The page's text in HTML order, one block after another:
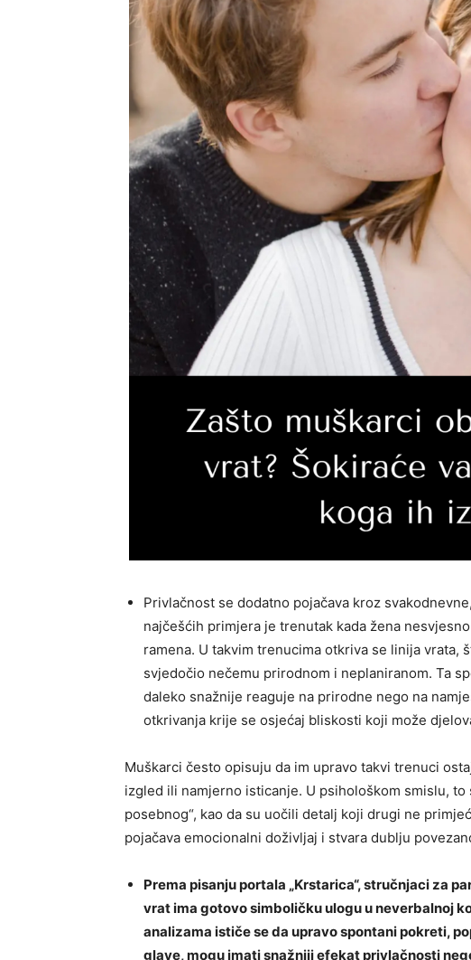
Privlačnost se dodatno pojačava kroz
najčešćih primjera je trenutak kada žena
ramena. U takvim trenucima otkriva se linija vrata,
svjedočio nečemu prirodnom i neplaniranom. Ta
daleko snažnije reaguje na prirodne nego na
otkrivanja krije se osjećaj bliskosti koji može
Muškarci često opisuju da im upravo takvi trenuci
izgled ili namjerno isticanje. U psihološkom smislu,
posebnog“, kao da su uočili detalj koji drugi ne
pojačava emocionalni doživljaj i stvara dublju
Prema pisanju portala „Krstarica“, stručnjaci za
vrat ima gotovo simboličku ulogu u neverbalnoj
analizama ističe se da upravo spontani pokreti,
glave, mogu imati snažniji efekat privlačnosti